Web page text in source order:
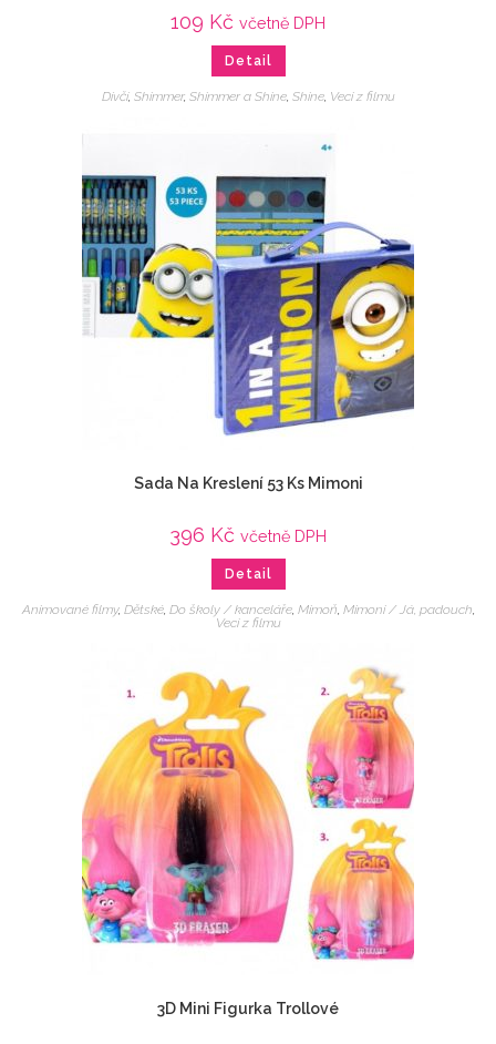
109 Kč včetně DPH
Detail
Dívčí, Shimmer, Shimmer a Shine, Shine, Veci z filmu
Sada Na Kreslení 53 Ks Mimoni
396 Kč včetně DPH
Detail
Animované filmy, Dětské, Do školy / kanceláře, Mimoň Mimoni / Já, padouch
Veci z filmu
3D Mini Figurka Trollové